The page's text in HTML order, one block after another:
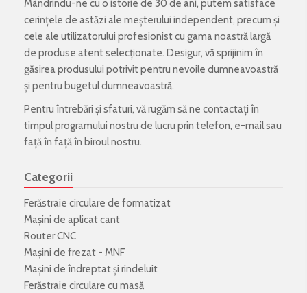
Mândrindu-ne cu o istorie de 30 de ani, putem satisface
cerințele de astăzi ale meșterului independent, precum și
cele ale utilizatorului profesionist cu gama noastră largă
de produse atent selecționate. Desigur, vă sprijinim în
găsirea produsului potrivit pentru nevoile dumneavoastră
și pentru bugetul dumneavoastră.
Pentru întrebări și sfaturi, vă rugăm să ne contactați în
timpul programului nostru de lucru prin telefon, e-mail sau
față în față în biroul nostru.
Categorii
Ferăstraie circulare de formatizat
Mașini de aplicat cant
Router CNC
Mașini de frezat - MNF
Mașini de îndreptat și rindeluit
Ferăstraie circulare cu masă